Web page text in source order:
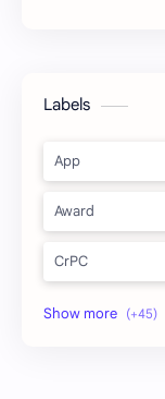
Labels
App
Award
CrPC
Forest